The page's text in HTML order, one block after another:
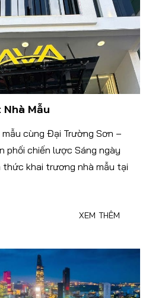
Nhà Mẫu
cùng Đại Trường Sơn –
phối chiến lược Sáng ngày
thức khai trương nhà mẫu tại
XEM THÊM